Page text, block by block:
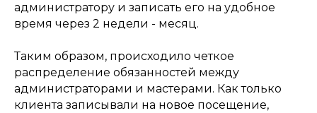
администратору и записать его на удобное
время через 2 недели - месяц.
Таким образом, происходило четкое
распределение обязанностей между
администраторами и мастерами. Как только
клиента записывали на новое посещение,